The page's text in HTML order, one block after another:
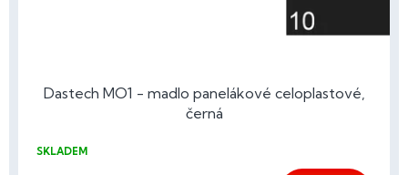
Dastech MO1 - madlo panelákové celoplastové,
černá
SKLADEM